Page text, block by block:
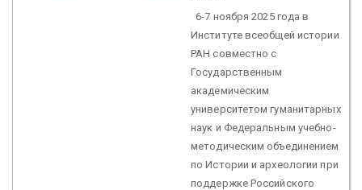
6-7 ноября 2025 года в
Институте всеобщей истории
РАН совместно с
Государственным
академическим
университетом гуманитарных
наук и Федеральным учебно-
методическим объединением
по Истории и археологии при
поддержке Российского